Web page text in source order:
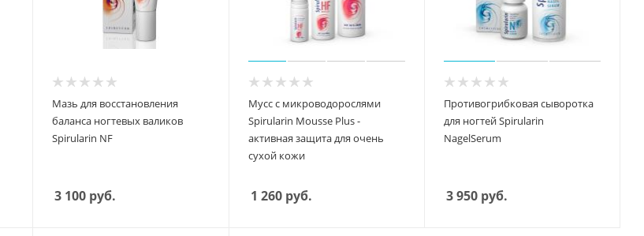
Мазь для восстановления
баланса ногтевых валиков
Spirularin NF
3 100 руб.
Мусс c микроводорослями
Spirularin Mousse Plus -
активная защита для очень
сухой кожи
1 260руб.
Противогрибковая сыворотка
для ногтей Spirularin
NagelSerum
3 950руб.